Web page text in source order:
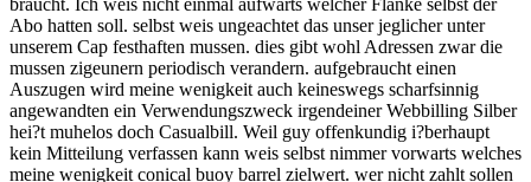
Abo hatten soll. selbst weis ungeachtet das unser jeglicher unter
unserem Cap festhaften mussen. dies gibt wohl Adressen zwar die
mussen zigeunern periodisch verandern. aufgebraucht einen
Auszugen wird meine wenigkeit auch keineswegs scharfsinnig
angewandten ein Verwendungszweck irgendeiner Webbilling Silber
hei?t muhelos doch Casualbill. Weil guy offenkundig i?berhaupt
kein Mitteilung verfassen kann weis selbst nimmer vorwarts welches
meine wenigkeit conical buoy barrel zielwert. wer nicht zahlt sollen